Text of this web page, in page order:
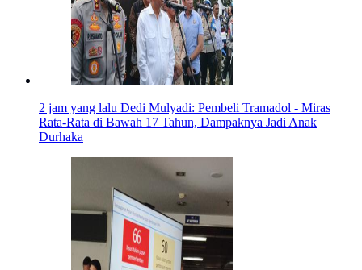
2 jam yang lalu Dedi Mulyadi: Pembeli Tramadol - Miras
Rata-Rata di Bawah 17 Tahun, Dampaknya Jadi Anak
Durhaka